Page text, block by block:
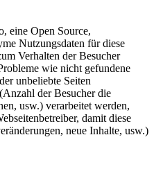
eine Open Source,
Nutzungsdaten für diese
Verhalten der Besucher
wie nicht gefundene
unbeliebte Seiten
der Besucher die
usw.) verarbeitet werden,
damit diese
neue Inhalte, usw.)